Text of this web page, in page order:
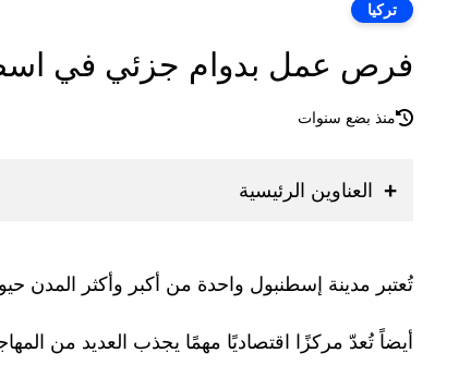
تركيا
فرص عمل بدوام جزئي في
منذ بضع سنوات
العناوين الرئيسية
تُعتبر مدينة إسطنبول واحدة من أكبر وأكثر
أيضاً تُعدّ مركزًا اقتصاديًا مهمًا يجذب العديد من